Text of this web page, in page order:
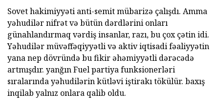
Sovet hakimiyyəti anti-semit mübarizə çalışdı. Amma
yəhudilər nifrət və bütün dərdlərini onları
günahlandırmaq vərdiş insanlar, razı, bu çox çətin idi.
Yəhudilər müvəffəqiyyətli və aktiv iqtisadi fəaliyyətin
yana nep dövründə bu fikir əhəmiyyətli dərəcədə
artmışdır. yanğın Fuel partiya funksionerləri
sıralarında yəhudilərin kütləvi iştirakı tökülür. baxış
inqilab yalnız onlara qalib oldu.